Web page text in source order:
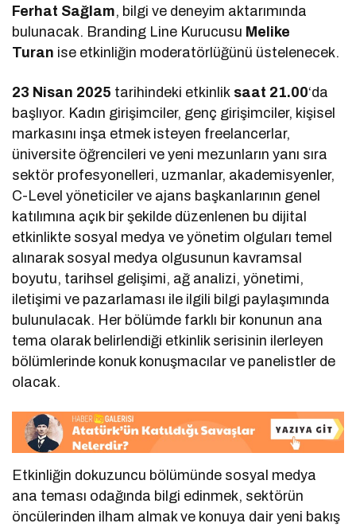
Ferhat Sağlam, bilgi ve deneyim aktarımında
bulunacak. Branding Line Kurucusu Melike
Turan ise etkinliğin moderatörlüğünü üstelenecek.
23 Nisan 2025 tarihindeki etkinlik saat 21.00‘da
başlıyor. Kadın girişimciler, genç girişimciler, kişisel
markasını inşa etmek isteyen freelancerlar,
üniversite öğrencileri ve yeni mezunların yanı sıra
sektör profesyonelleri, uzmanlar, akademisyenler,
C-Level yöneticiler ve ajans başkanlarının genel
katılımına açık bir şekilde düzenlenen bu dijital
etkinlikte sosyal medya ve yönetim olguları temel
alınarak sosyal medya olgusunun kavramsal
boyutu, tarihsel gelişimi, ağ analizi, yönetimi,
iletişimi ve pazarlaması ile ilgili bilgi paylaşımında
bulunulacak. Her bölümde farklı bir konunun ana
tema olarak belirlendiği etkinlik serisinin ilerleyen
bölümlerinde konuk konuşmacılar ve panelistler de
olacak.
Etkinliğin dokuzuncu bölümünde sosyal medya
ana teması odağında bilgi edinmek, sektörün
öncülerinden ilham almak ve konuya dair yeni bakış